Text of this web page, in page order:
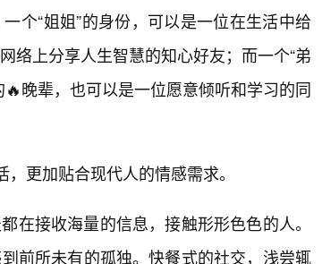
个“姐姐”的身份，可以是一位在生活中给
络上分享人生智慧的知心好友；而一个“弟
晚辈，也可以是一位愿意倾听和学习的同
更加贴合现代人的情感需求。
在接收海量的信息，接触形形色色的人。
前所未有的孤独。快餐式的社交，浅尝辄